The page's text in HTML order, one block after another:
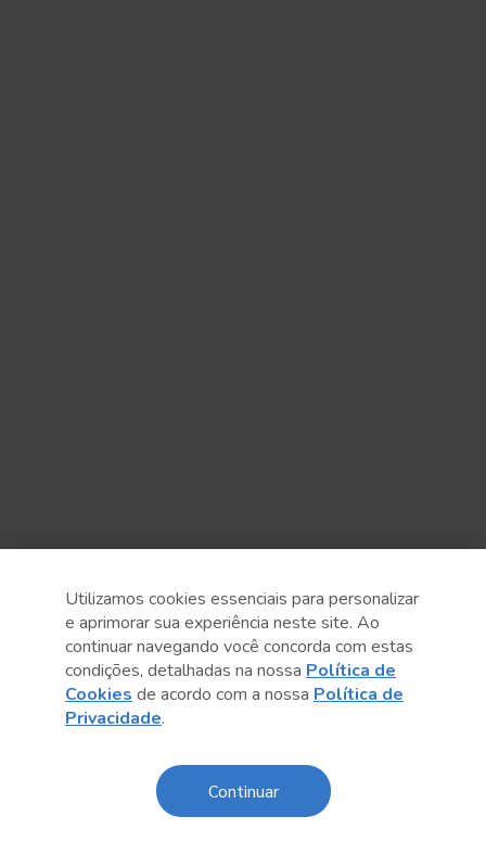
Anterior Próximo post
Utilizamos cookies essenciais para personalizar
e aprimorar sua experiência neste site. Ao
continuar navegando você concorda com estas
condições, detalhadas na nossa Política de
Cookies de acordo com a nossa Política de
Privacidade.
Continuar